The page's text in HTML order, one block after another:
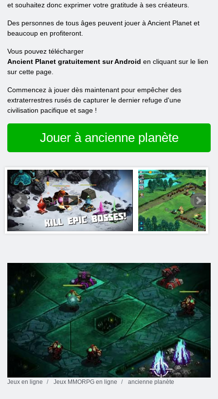
et souhaitez donc exprimer votre gratitude à ses créateurs.
Des personnes de tous âges peuvent jouer à Ancient Planet et
beaucoup en profiteront.
Vous pouvez télécharger
Ancient Planet gratuitement sur Android en cliquant sur le lien
sur cette page.
Commencez à jouer dès maintenant pour empêcher des
extraterrestres rusés de capturer le dernier refuge d'une
civilisation pacifique et sage !
Jouer à ancienne planète
Jeux en ligne Jeux MMORPG en ligne ancienne planète